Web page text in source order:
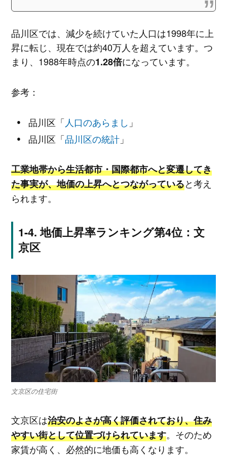
品川区では、減少を続けていた人口は1998年に上
昇に転じ、現在では約40万人を超えています。つ
まり、1988年時点の1.28倍になっています。
参考：
品川区「人口のあらまし 」
品川区「品川区の統計 」
工業地帯から生活都市・国際都市へと変遷してき
た事実が、地価の上昇へとつながっていると考え
られます。
地価上昇率ランキング第4位：文
京区
文京区の住宅街
文京区は治安のよさが高く評価されており、住み
やすい街として位置づけられています。そのため
家賃が高く、必然的に地価も高くなります。